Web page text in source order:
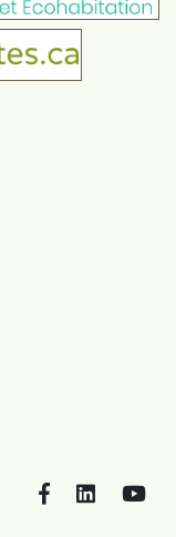
FacebookLinkedIn